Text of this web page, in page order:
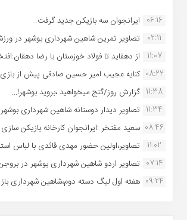
06:16 ایرانجوان سه بازیکن جدید گرفت...
02:11
تصاویر تمرین شاهین شهردارى بوشهر در
11:07
از دهقاید تا فولاد خوزستان با رضا
08:22 کنایه عجیب امیر حسین صادقی پیش از
11:38 گزارش روز/گنج میخواهید ،بروید بوشهر!...
11:34 تصاویر دیدار دوستانه شاهین شهردارى
08:46 سعید مفتخر :ایرانجوان کارخانه بازیکن سازی
11:02
تصاویر،اولین حضور مهدی قائدی با لباس
07:14 تصاویر اردو شاهین شهرداری بوشهر در
09:24 هفته اول لیگ دسته دوم،شاهین شهرداری